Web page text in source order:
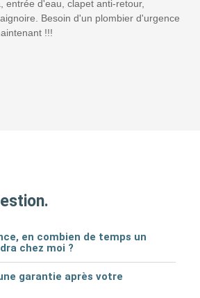
entrée d'eau, clapet anti-retour,
Besoin d'un plombier d'urgence
!!!
en combien de temps un
chez moi ?
garantie après votre